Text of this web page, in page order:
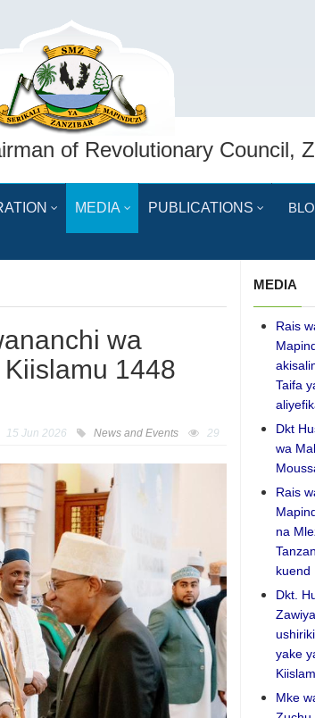
of Revolutionary Council,
MEDIA PUBLICATIONS
wa
1448
15 Jun 2026 News and Events 29
MEDIA
Rais
Taifa
Dkt
wa
Rais
na
kuend
Dkt.
yake
Kiislam
Mke